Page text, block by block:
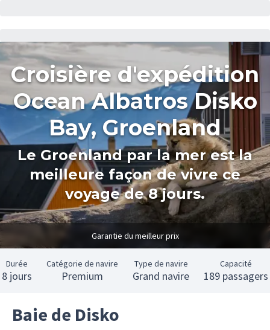
Croisière d'expédition
Ocean Albatros Disko
Bay, Groenland
Le Groenland par la mer est la
meilleure façon de vivre ce
voyage de 8 jours.
Garantie du meilleur prix
Durée
8 jours
Catégorie de navire
Premium
Type de navire
Grand navire
Capacité
189 passagers
Baie de Disko